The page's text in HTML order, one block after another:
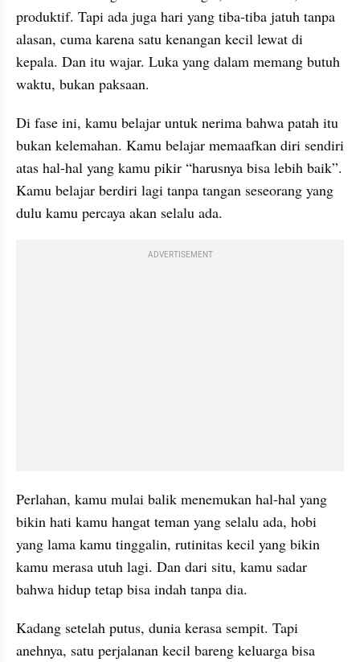
produktif. Tapi ada juga hari yang tiba-tiba jatuh tanpa
alasan, cuma karena satu kenangan kecil lewat di
kepala. Dan itu wajar. Luka yang dalam memang butuh
waktu, bukan paksaan.
Di fase ini, kamu belajar untuk nerima bahwa patah itu
bukan kelemahan. Kamu belajar memaafkan diri sendiri
atas hal-hal yang kamu pikir “harusnya bisa lebih baik”.
Kamu belajar berdiri lagi tanpa tangan seseorang yang
dulu kamu percaya akan selalu ada.
ADVERTISEMENT
Perlahan, kamu mulai balik menemukan hal-hal yang
bikin hati kamu hangat teman yang selalu ada, hobi
yang lama kamu tinggalin, rutinitas kecil yang bikin
kamu merasa utuh lagi. Dan dari situ, kamu sadar
bahwa hidup tetap bisa indah tanpa dia.
Kadang setelah putus, dunia kerasa sempit. Tapi
anehnya, satu perjalanan kecil bareng keluarga bisa